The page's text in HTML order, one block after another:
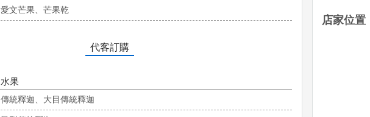
愛文芒果、芒果乾
代客訂購
水果
傳統釋迦、大目傳統釋迦
店家位置